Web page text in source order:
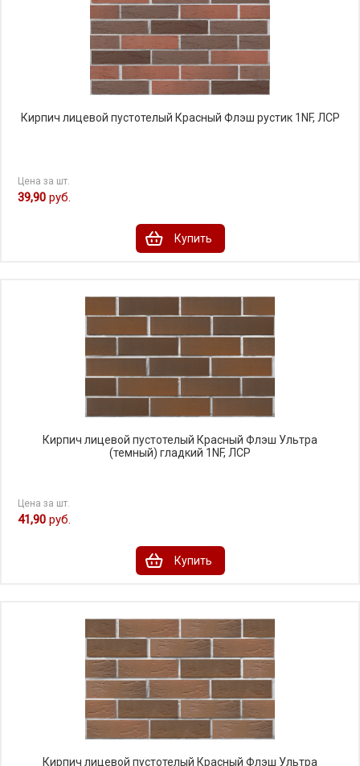
Кирпич лицевой пустотелый Красный Флэш рустик 1NF, ЛСР
Цена за шт.
39,90 руб.
Купить
Кирпич лицевой пустотелый Красный Флэш Ультра
(темный) гладкий 1NF, ЛСР
Цена за шт.
41,90 руб.
Купить
Кирпич лицевой пустотелый Красный Флэш Ультра